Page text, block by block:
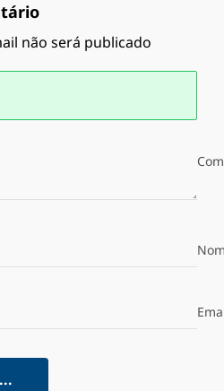
não será publicado